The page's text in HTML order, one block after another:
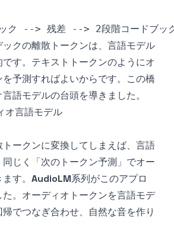
クの離散トークンは、言語モデル
す。テキストトークンのようにオ
予測すればよいからです。この橋
語モデルの台頭を導きました。
オ言語モデル
ークンに変換してしまえば、言語
じく「次のトークン予測」でオー
す。 AudioLM系列がこのアプロ
。オーディオトークンを言語モデ
でつなぎ合わせ、自然な音を作り